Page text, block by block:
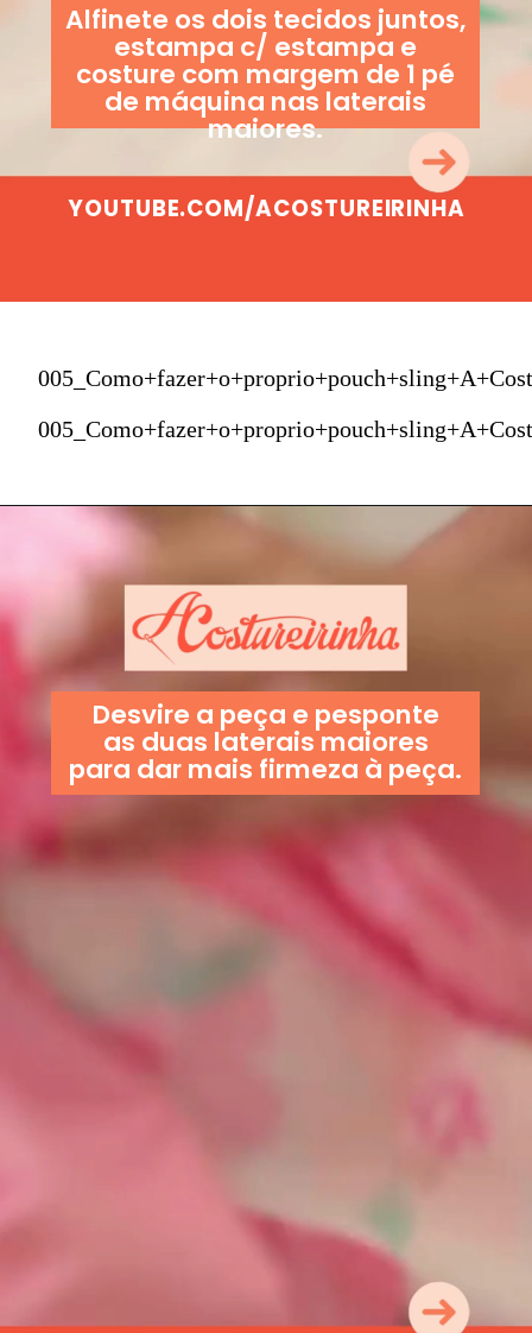
Alfinete os dois tecidos juntos,
estampa c/ estampa e
costure com margem de 1 pé
de máquina nas laterais
maiores.
YOUTUBE.COM/ACOSTUREIRINHA
Desvire a peça e pesponte
as duas laterais maiores
para dar mais firmeza à peça.